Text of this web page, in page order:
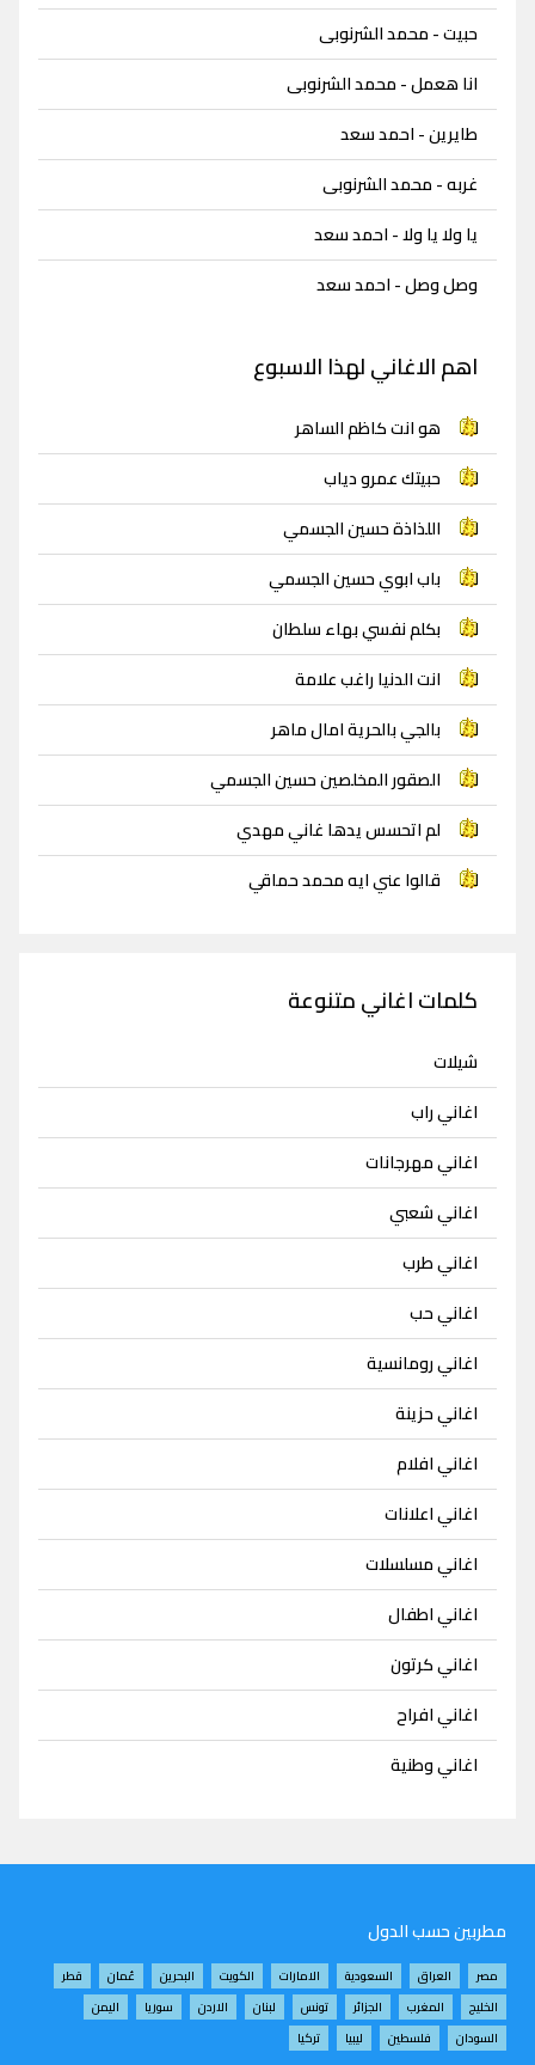
حبيت - محمد الشرنوبى
انا هعمل - محمد الشرنوبى
طايرين - احمد سعد
غربه - محمد الشرنوبى
يا ولا يا ولا - احمد سعد
وصل وصل - احمد سعد
اهم الاغاني لهذا الاسبوع
هو انت كاظم الساهر
حبيتك عمرو دياب
اللذاذة حسين الجسمي
باب ابوي حسين الجسمي
بكلم نفسي بهاء سلطان
انت الدنيا راغب علامة
بالجي بالحرية امال ماهر
الصقور المخلصين حسين الجسمي
لم اتحسس يدها غاني مهدي
قالوا عني ايه محمد حماقي
كلمات اغاني متنوعة
شيلات
اغاني راب
اغاني مهرجانات
اغاني شعبي
اغاني طرب
اغاني حب
اغاني رومانسية
اغاني حزينة
اغاني افلام
اغاني اعلانات
اغاني مسلسلات
اغاني اطفال
اغاني كرتون
اغاني افراح
اغاني وطنية
مطربين حسب الدول
مصر العراق السعودية الامارات الكويت البحرين عُمان
قطر
الخليج
المغرب الجزائر تونس لبنان الاردن سوريا
اليمن
السودان
فلسطين ليبيا تركيا